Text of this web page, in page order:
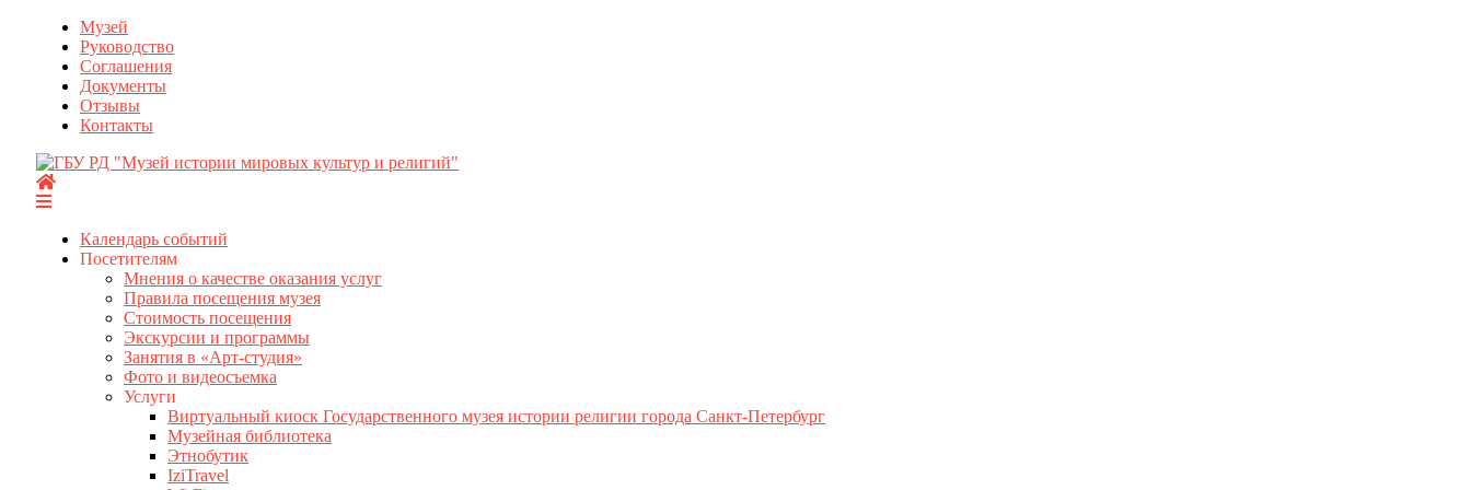
Перейти
содержимому
Музей
Руководство
Соглашения
Документы
Отзывы
Контакты
Календарь событий
Посетителям
Мнения о качестве оказания услуг
Правила посещения музея
Стоимость посещения
Экскурсии и программы
Занятия в «Арт-студия»
Фото и видеосъемка
Услуги
Виртуальный киоск Государственного музея истории религии города Санкт-Петербург
Музейная библиотека
Этнобутик
IziTravel